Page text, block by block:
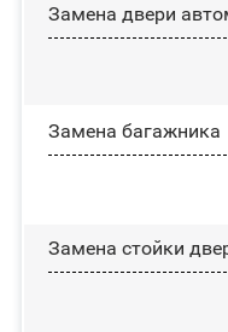
Замена двери
Замена багажника
Зaмeнa cтoйĸи